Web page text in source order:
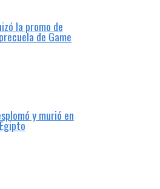
la promo de
de Game
y murió en